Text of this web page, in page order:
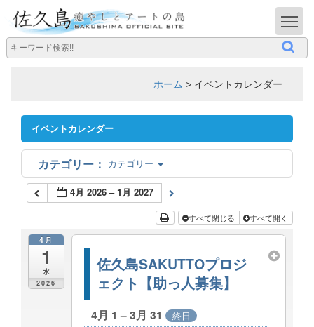
ホーム > イベントカレンダー
イベントカレンダー
カテゴリー
4月 2026 – 1月 2027
すべて閉じる すべて開く
4月
1
水
2026
佐久島SAKUTTOプロジ
ェクト【助っ人募集】
4月 1 – 3月 31 終日